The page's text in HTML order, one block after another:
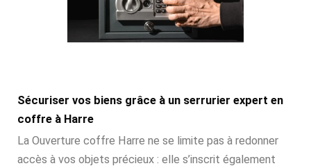
Sécuriser vos biens grâce à un serrurier expert en
coffre à Harre
La Ouverture coffre Harre ne se limite pas à redonner
accès à vos objets précieux : elle s’inscrit également